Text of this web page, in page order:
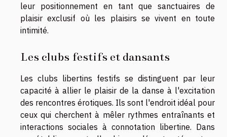
leur positionnement en tant que sanctuaires de
plaisir exclusif où les plaisirs se vivent en toute
intimité.
Les clubs festifs et dansants
Les clubs libertins festifs se distinguent par leur
capacité à allier le plaisir de la danse à l'excitation
des rencontres érotiques. Ils sont l'endroit idéal pour
ceux qui cherchent à mêler rythmes entraînants et
interactions sociales à connotation libertine. Dans